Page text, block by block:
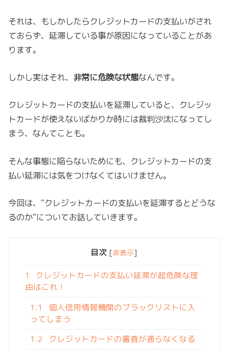
それは、もしかしたらクレジットカードの支払いがされ
ておらず、延滞している事が原因になっていることがあ
ります。
しかし実はそれ、 非常に危険な状態なんです。
クレジットカードの支払いを延滞していると、クレジッ
トカードが使えないばかりか時には裁判沙汰になってし
まう、なんてことも。
そんな事態に陥らないためにも、クレジットカードの支
払い延滞には気をつけなくてはいけません。
今回は、”クレジットカードの支払いを延滞するとどうな
るのか”についてお話していきます。
目次 [非表示]
1
クレジットカードの支払い延滞が超危険な理
由はこれ！
1.1
個人信用情報機関のブラックリストに入
ってしまう
1.2
クレジットカードの審査が通らなくなる